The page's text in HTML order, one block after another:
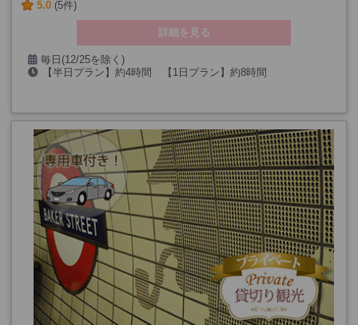
5.0 (5件)
詳細を見る
毎日(12/25を除く)
【半日プラン】約4時間 【1日プラン】約8時間